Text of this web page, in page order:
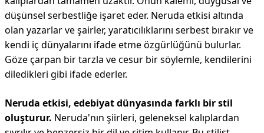
düşünsel serbestliğe işaret eder. Neruda etkisi altında
olan yazarlar ve şairler, yaratıcılıklarını serbest bırakır ve
kendi iç dünyalarını ifade etme özgürlüğünü bulurlar.
Göze çarpan bir tarzla ve cesur bir söylemle, kendilerini
diledikleri gibi ifade ederler.
Neruda etkisi, edebiyat dünyasında farklı bir stil
oluşturur. Neruda'nın şiirleri, geleneksel kalıplardan